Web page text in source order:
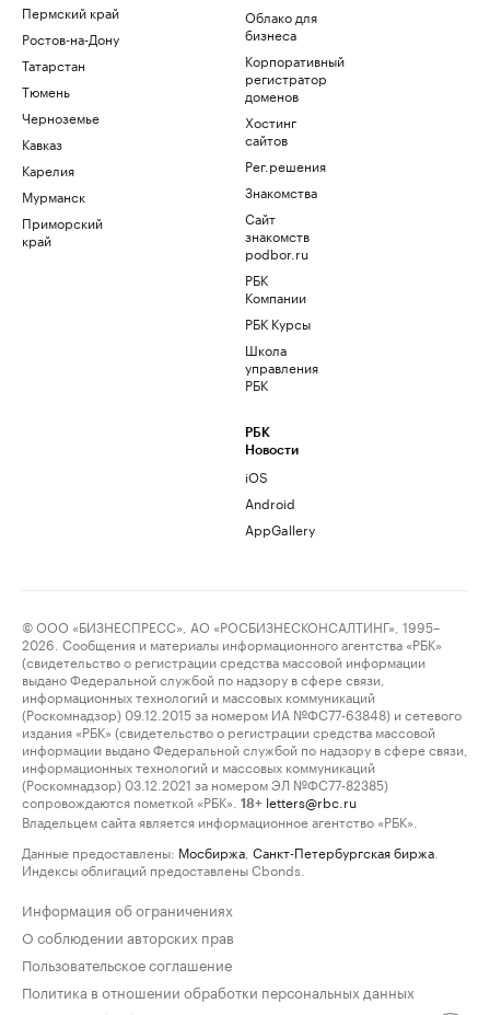
Пермский край
Ростов-на-Дону
Татарстан
Тюмень
Черноземье
Кавказ
Карелия
Мурманск
Приморский
край
Облако для
бизнеса
Корпоративный
регистратор
доменов
Хостинг
сайтов
Рег.решения
Знакомства
Сайт
знакомств
podbor.ru
РБК
Компании
РБК Курсы
Школа
управления
РБК
РБК
Новости
iOS
Android
AppGallery
© ООО «БИЗНЕСПРЕСС», АО «РОСБИЗНЕСКОНСАЛТИНГ», 1995–
2026. Сообщения и материалы информационного агентства «РБК»
(свидетельство о регистрации средства массовой информации
выдано Федеральной службой по надзору в сфере связи,
информационных технологий и массовых коммуникаций
(Роскомнадзор) 09.12.2015 за номером ИА №ФС77-63848) и сетевого
издания «РБК» (свидетельство о регистрации средства массовой
информации выдано Федеральной службой по надзору в сфере связи,
информационных технологий и массовых коммуникаций
(Роскомнадзор) 03.12.2021 за номером ЭЛ №ФС77-82385)
сопровождаются пометкой «РБК».
18+ letters@rbc.ru
Владельцем сайта является информационное агентство «РБК».
Данные предоставлены: Мосбиржа Санкт-Петербургская биржа
Индексы облигаций предоставлены Cbonds.
Информация об ограничениях
О соблюдении авторских прав
Пользовательское соглашение
Политика в отношении обработки персональных данных